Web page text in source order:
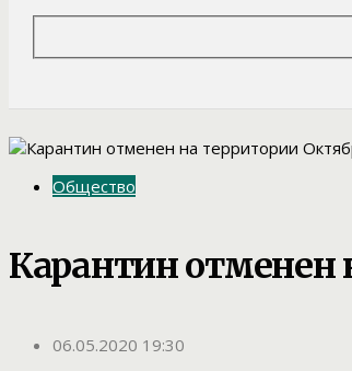
Общество
Карантин отменен
06.05.2020 19:30